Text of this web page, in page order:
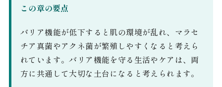
この章の要点
バリア機能が低下すると肌の環境が乱れ、マラセ
チア真菌やアクネ菌が繁殖しやすくなると考えら
れています。バリア機能を守る生活やケアは、両
方に共通して大切な土台になると考えられます。